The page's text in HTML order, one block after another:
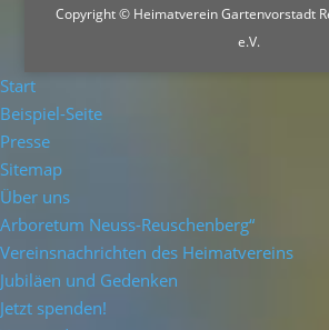
Copyright © Heimatverein Gartenvorstadt
e.V.
Start
Beispiel-Seite
Presse
Sitemap
Über uns
Arboretum Neuss-Reuschenberg“
Vereinsnachrichten des Heimatvereins
Jubiläen und Gedenken
Jetzt spenden!